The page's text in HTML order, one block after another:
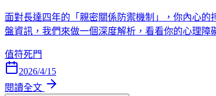
面對長達四年的「親密關係防禦機制」，你內心
盤資訊，我們來做一個深度解析，看看你的心理
值符死門
2026/4/15
閱讀全文